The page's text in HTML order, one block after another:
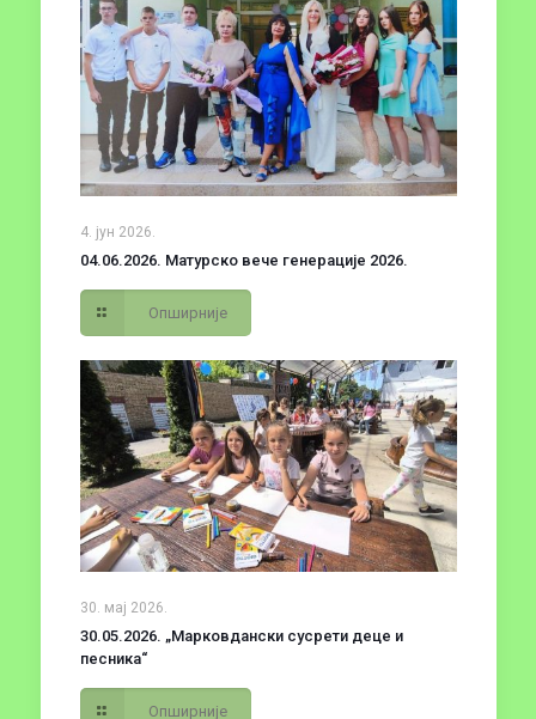
4. јун 2026.
04.06.2026. Матурско вече генерације 2026.
Опширније
30. мај 2026.
30.05.2026. „Марковдански сусрети деце и
песника“
Опширније